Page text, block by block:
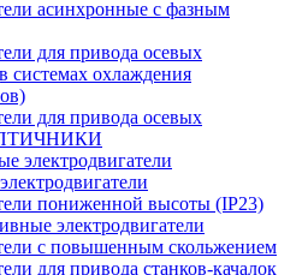
асинхронные с фазным
для привода осевых
системах охлаждения
для привода осевых
ПТИЧНИКИ
электродвигатели
пониженной высоты (IP23)
электродвигатели
с повышенным скольжением
для привода станков-качалок